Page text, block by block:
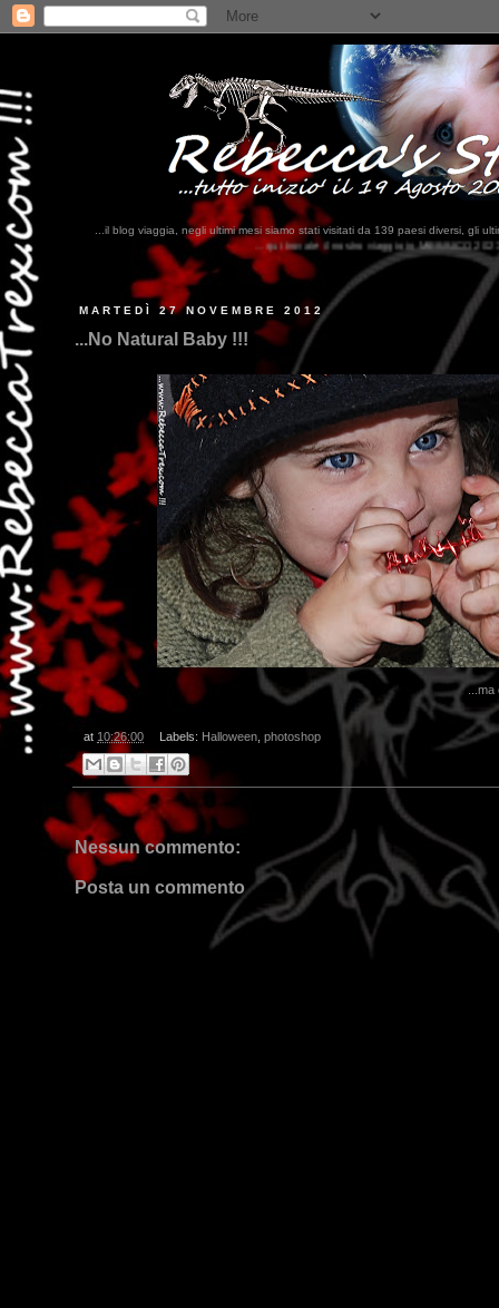
...il blog viaggia, negli ultimi mesi siamo stati visitati da 139 paesi diversi, gli
...qui trovate il nostro viaggio in MESSICO 2023...clikka qui !!!
MARTEDÌ 27 NOVEMBRE 2012
...No Natural Baby !!!
...ma
at 10:26:00 Labels: Halloween, photoshop
Nessun commento:
Posta un commento